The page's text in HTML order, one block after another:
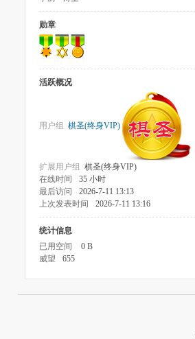
勋章
活跃概况
用户组 棋圣(终身VIP)
扩展用户组 棋圣(终身VIP)
在线时间
35 小时
最后访问
2026-7-11 13:13
上次发表时间
2026-7-11 13:16
统计信息
已用空间
0 B
威望
655